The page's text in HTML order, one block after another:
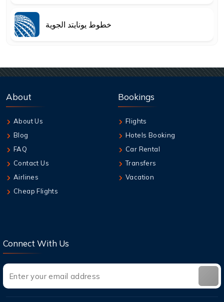
خطوط يونايتد الجوية
About
About Us
Blog
FAQ
Contact Us
Airlines
Cheap Flights
Bookings
Flights
Hotels Booking
Car Rental
Transfers
Vacation
Connect With Us